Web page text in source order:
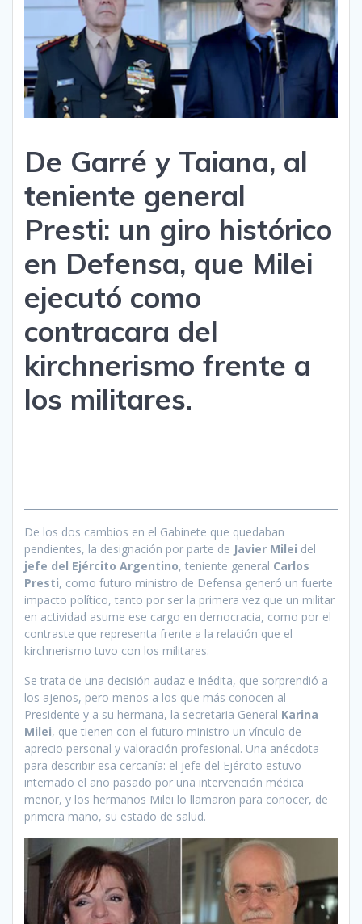
De Garré y Taiana, al
teniente general
Presti: un giro histórico
en Defensa, que Milei
ejecutó como
contracara del
kirchnerismo frente a
los militares.
De los dos cambios en el Gabinete que quedaban
pendientes, la designación por parte de Javier Milei del
jefe del Ejército Argentino, teniente general Carlos
Presti, como futuro ministro de Defensa generó un fuerte
impacto político, tanto por ser la primera vez que un militar
en actividad asume ese cargo en democracia, como por el
contraste que representa frente a la relación que el
kirchnerismo tuvo con los militares.
Se trata de una decisión audaz e inédita, que sorprendió a
los ajenos, pero menos a los que más conocen al
Presidente y a su hermana, la secretaria General Karina
Milei, que tienen con el futuro ministro un vínculo de
aprecio personal y valoración profesional. Una anécdota
para describir esa cercanía: el jefe del Ejército estuvo
internado el año pasado por una intervención médica
menor, y los hermanos Milei lo llamaron para conocer, de
primera mano, su estado de salud.